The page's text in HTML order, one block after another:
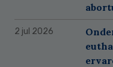
2 jul 2026